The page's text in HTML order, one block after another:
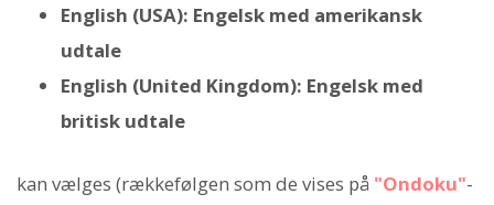
English (USA): Engelsk med amerikansk
udtale
English (United Kingdom): Engelsk med
britisk udtale
kan vælges (rækkefølgen som de vises på "Ondoku"-